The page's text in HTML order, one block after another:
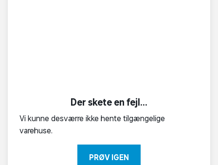
Der skete en fejl...
Vi kunne desværre ikke hente tilgængelige
varehuse.
PRØV IGEN